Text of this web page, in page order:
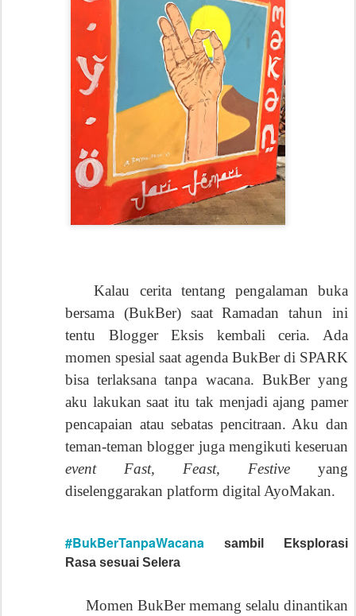
Kalau cerita tentang pengalaman buka
bersama (BukBer) saat Ramadan tahun ini
tentu Blogger Eksis kembali ceria. Ada
momen spesial saat agenda BukBer di SPARK
bisa terlaksana tanpa wacana. BukBer yang
aku lakukan saat itu tak menjadi ajang pamer
pencapaian atau sebatas pencitraan. Aku dan
teman-teman blogger juga mengikuti keseruan
event Fast, Feast, Festive yang
diselenggarakan platform digital AyoMakan.
#BukBerTanpaWacana sambil Eksplorasi
Rasa sesuai Selera
Momen BukBer memang selalu dinantikan